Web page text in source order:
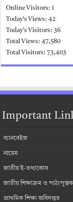
Online Visitors:1
Today's Views:42
Today's Visitors: 36
Total Views:47,580
Total Visitors:73,403
Important
ব্যানবেইজ
নায়েম
জাতীয় ই-তথ্যকোষ
জাতীয় শিক্ষাক্রম ও
প্রাথমিক শিক্ষা অধিদপ্তর